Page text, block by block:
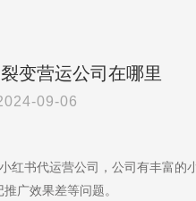
变营运公司在哪里
09-06
书代运营公司，公司有丰富的
广效果差等问题。